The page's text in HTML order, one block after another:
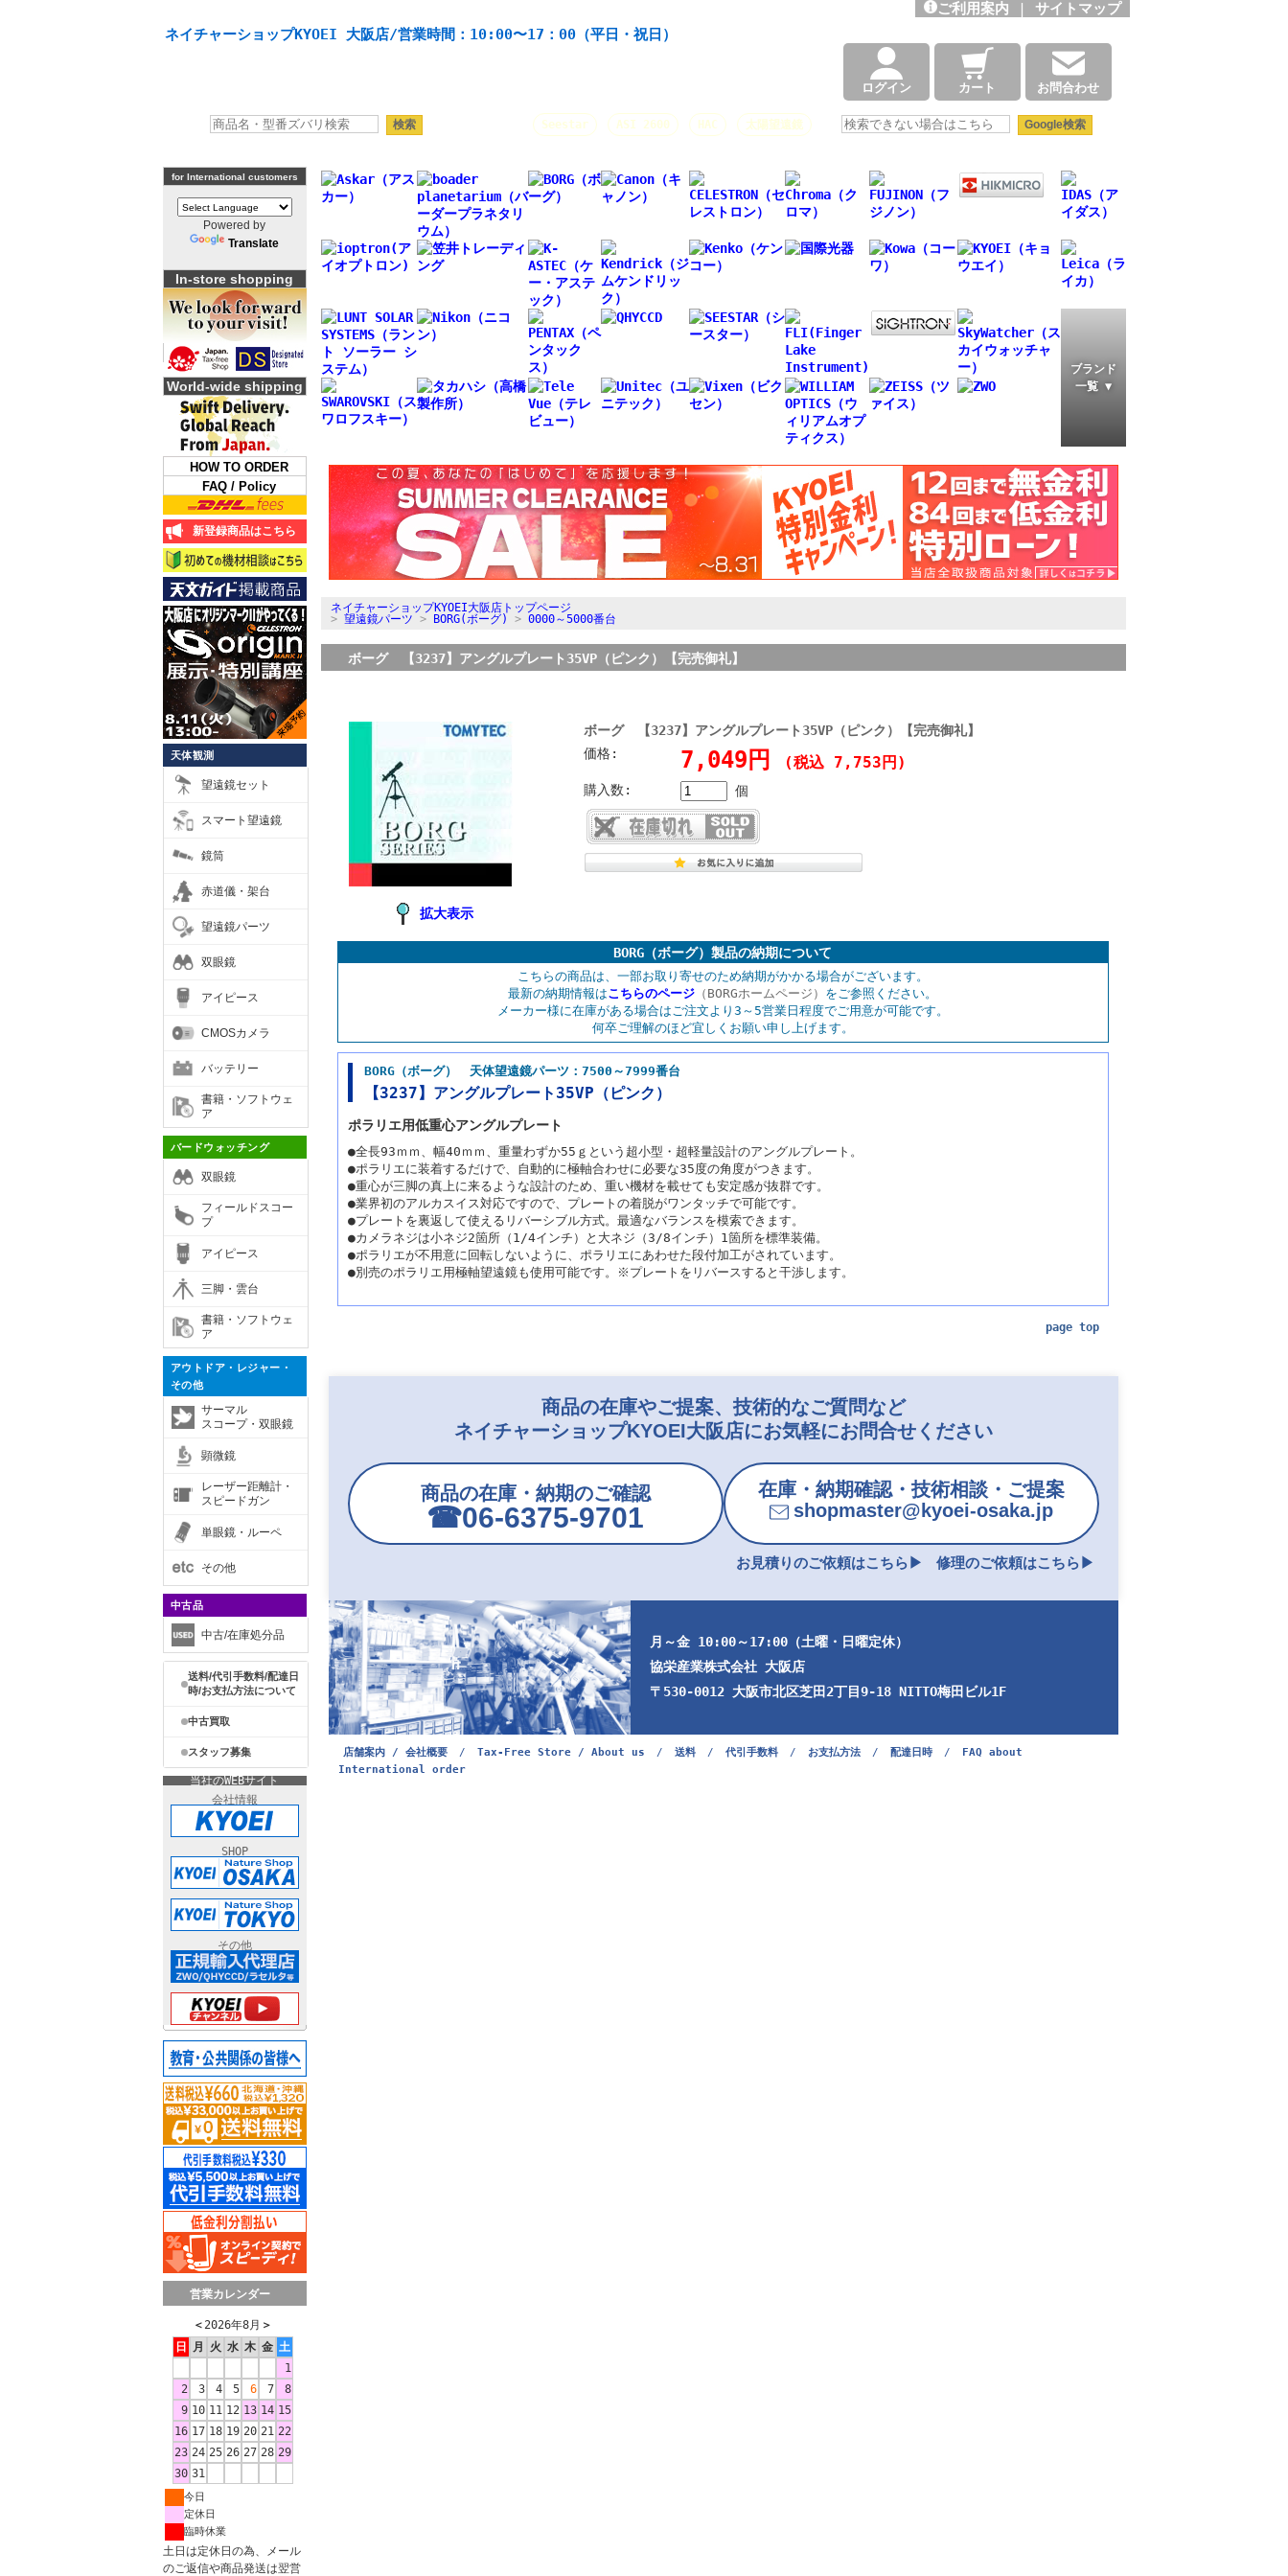
ネイチャーショップKYOEI 大阪店/営業時間：10:00〜17：00（平日・祝日）
ご利用案内 | サイトマップ
ログイン カート お問合わせ
Seestar ASI 2600 HAC 太陽望遠鏡
for International customers
Powered by
Translate
In-store shopping
World-wide shipping
HOW TO ORDER
FAQ / Policy
新登録商品はこちら
天体観測
望遠鏡セット
スマート望遠鏡
鏡筒
赤道儀・架台
望遠鏡パーツ
双眼鏡
アイピース
CMOSカメラ
バッテリー
書籍・ソフトウェ
ア
バードウォッチング
双眼鏡
フィールドスコー
プ
アイピース
三脚・雲台
書籍・ソフトウェ
ア
アウトドア・レジャー・
その他
サーマル
スコープ・双眼鏡
顕微鏡
レーザー距離計・
スピードガン
単眼鏡・ルーペ
その他
中古品
中古/在庫処分品
送料/代引手数料/配達日
時/お支払方法について
中古買取
スタッフ募集
当社のWEBサイト
会社情報
SHOP
その他
営業カレンダー
＜ 2026年8月 ＞
日
月 火 水 木 金 土
1
2
3 4 5 6 7
8
9 10 11 12 13 14 15
16 17 18 19 20 21 22
23 24 25 26 27 28 29
30 31
今日
定休日
臨時休業
土日は定休日の為、メール
のご返信や商品発送は翌営
ブランド
一覧 ▼
ネイチャーショップKYOEI大阪店トップページ
> 望遠鏡パーツ > BORG(ボーグ) > 0000～5000番台
ボーグ 【3237】アングルプレート35VP（ピンク）【完売御礼】
拡大表示
ボーグ 【3237】アングルプレート35VP（ピンク）【完売御礼】
価格:
7,049円 (税込 7,753円)
購入数: 個
BORG（ボーグ）製品の納期について
こちらの商品は、一部お取り寄せのため納期がかかる場合がございます。
最新の納期情報はこちらのページ （BORGホームページ） をご参照ください。
メーカー様に在庫がある場合はご注文より3～5営業日程度でご用意が可能です。
何卒ご理解のほど宜しくお願い申し上げます。
BORG（ボーグ） 天体望遠鏡パーツ：7500～7999番台
【3237】アングルプレート35VP（ピンク）
ポラリエ用低重心アングルプレート
●全長93ｍｍ、幅40ｍｍ、重量わずか55ｇという超小型・超軽量設計のアングルプレート。
●ポラリエに装着するだけで、自動的に極軸合わせに必要な35度の角度がつきます。
●重心が三脚の真上に来るような設計のため、重い機材を載せても安定感が抜群です。
●業界初のアルカスイス対応ですので、プレートの着脱がワンタッチで可能です。
●プレートを裏返して使えるリバーシブル方式。最適なバランスを模索できます。
●カメラネジは小ネジ2箇所（1/4インチ）と大ネジ（3/8インチ）1箇所を標準装備。
●ポラリエが不用意に回転しないように、ポラリエにあわせた段付加工がされています。
●別売のポラリエ用極軸望遠鏡も使用可能です。※プレートをリバースすると干渉します。
page top
商品の在庫やご提案、技術的なご質問など
ネイチャーショップKYOEI大阪店にお気軽にお問合せください
商品の在庫・納期のご確認
☎︎06-6375-9701
在庫・納期確認・技術相談・ご提案
shopmaster@kyoei-osaka.jp
お見積りのご依頼はこちら▶︎ 修理のご依頼はこちら▶︎
月～金 10:00～17:00（土曜・日曜定休）
協栄産業株式会社 大阪店
〒530-0012 大阪市北区芝田2丁目9-18 NITTO梅田ビル1F
店舗案内 / 会社概要 / Tax-Free Store / About us / 送料 / 代引手数料 / お支払方法 / 配達日時 /
FAQ about
International order